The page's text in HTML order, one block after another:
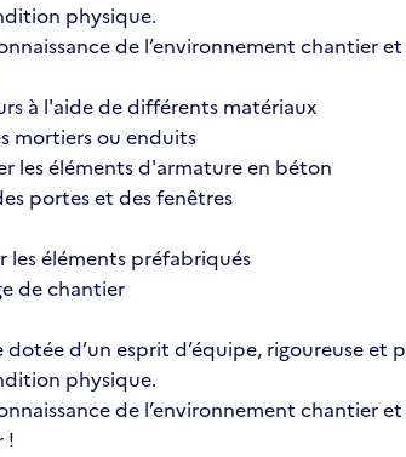
physique.
de l’environnement chantier
à l'aide de différents matériaux
mortiers ou enduits
les éléments d'armature en béton
portes et des fenêtres
les éléments préfabriqués
de chantier
dotée d’un esprit d’équipe, rigoureuse et
physique.
de l’environnement chantier
!